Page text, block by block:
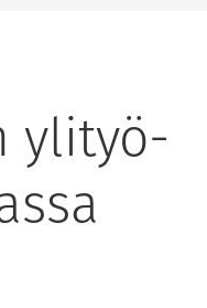
ylityö-